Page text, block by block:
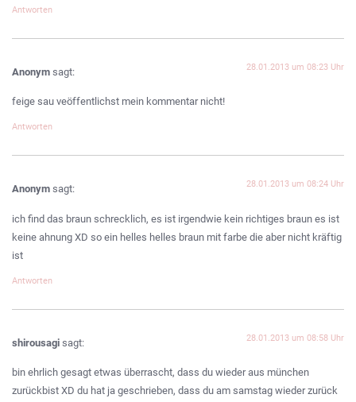
Antworten
Anonym sagt: 28.01.2013 um 08:23 Uhr
feige sau veöffentlichst mein kommentar nicht!
Antworten
Anonym sagt: 28.01.2013 um 08:24 Uhr
ich find das braun schrecklich, es ist irgendwie kein richtiges braun es ist
keine ahnung XD so ein helles helles braun mit farbe die aber nicht kräftig
ist
Antworten
shirousagi sagt: 28.01.2013 um 08:58 Uhr
bin ehrlich gesagt etwas überrascht, dass du wieder aus münchen
zurückbist XD du hat ja geschrieben, dass du am samstag wieder zurück